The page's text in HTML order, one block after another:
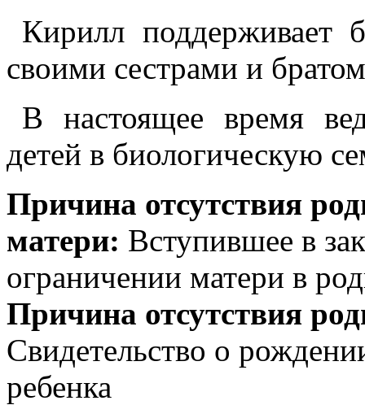
Кирилл поддерживает
своими сестрами и
В настоящее время
детей в биологическую
Причина отсутствия
матери: Вступившее в
ограничении матери в
Причина отсутствия
Свидетельство о
ребенка